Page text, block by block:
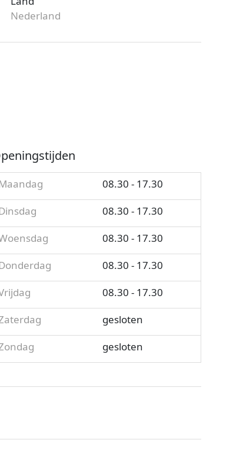
Nederland
08.30 - 17.30
08.30 - 17.30
08.30 - 17.30
08.30 - 17.30
08.30 - 17.30
gesloten
gesloten